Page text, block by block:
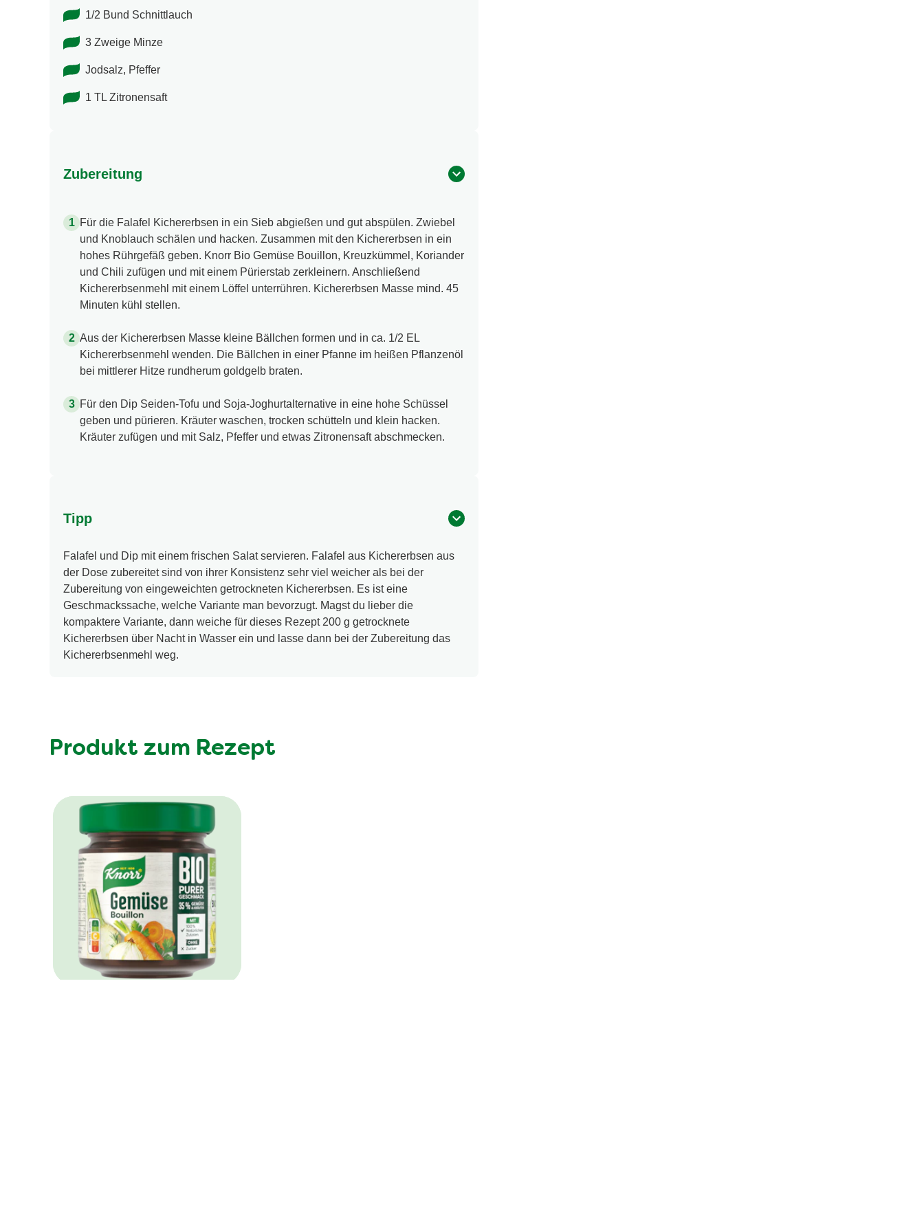
1/2 Bund Schnittlauch
3 Zweige Minze
Jodsalz, Pfeffer
1 TL Zitronensaft
Zubereitung
Für die Falafel Kichererbsen in ein Sieb abgießen und gut abspülen. Zwiebel
und Knoblauch schälen und hacken. Zusammen mit den Kichererbsen in ein
hohes Rührgefäß geben. Knorr Bio Gemüse Bouillon, Kreuzkümmel, Koriander
und Chili zufügen und mit einem Pürierstab zerkleinern. Anschließend
Kichererbsenmehl mit einem Löffel unterrühren. Kichererbsen Masse mind. 45
Minuten kühl stellen.
Aus der Kichererbsen Masse kleine Bällchen formen und in ca. 1/2 EL
Kichererbsenmehl wenden. Die Bällchen in einer Pfanne im heißen Pflanzenöl
bei mittlerer Hitze rundherum goldgelb braten.
Für den Dip Seiden-Tofu und Soja-Joghurtalternative in eine hohe Schüssel
geben und pürieren. Kräuter waschen, trocken schütteln und klein hacken.
Kräuter zufügen und mit Salz, Pfeffer und etwas Zitronensaft abschmecken.
Tipp
Falafel und Dip mit einem frischen Salat servieren. Falafel aus Kichererbsen aus
der Dose zubereitet sind von ihrer Konsistenz sehr viel weicher als bei der
Zubereitung von eingeweichten getrockneten Kichererbsen. Es ist eine
Geschmackssache, welche Variante man bevorzugt. Magst du lieber die
kompaktere Variante, dann weiche für dieses Rezept 200 g getrocknete
Kichererbsen über Nacht in Wasser ein und lasse dann bei der Zubereitung das
Kichererbsenmehl weg.
Produkt zum Rezept